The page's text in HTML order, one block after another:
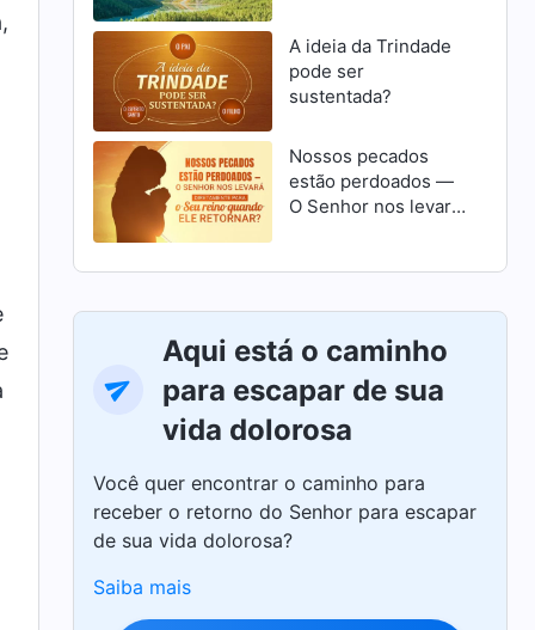
A ideia da Trindade
pode ser
sustentada?
Nossos pecados
estão perdoados —
O Senhor nos levará
Aqui está o caminho
para escapar de sua
vida dolorosa
Você quer encontrar o caminho para
receber o retorno do Senhor para escapar
de sua vida dolorosa?
Saiba mais